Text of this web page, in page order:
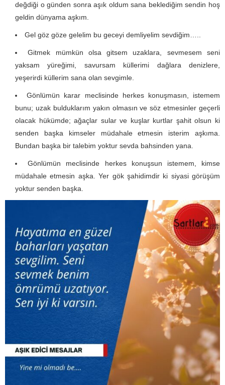
değdiği o günden sonra aşık oldum sana beklediğim sendin hoş
geldin dünyama aşkım.
Gel göz göze gelelim bu geceyi demliyelim sevdiğim…..
Gitmek mümkün olsa gitsem uzaklara, sevmesem seni
yaksam yüreğimi, savursam küllerimi dağlara denizlere,
yeşerirdi küllerim sana olan sevgimle.
Gönlümün karar meclisinde herkes konuşmasın, istemem
bunu; uzak bulduklarım yakın olmasın ve söz etmesinler geçerli
olacak hükümde; ağaçlar sular ve kuşlar kurtlar şahit olsun ki
senden başka kimseler müdahale etmesin isterim aşkıma.
Bundan başka bir talebim yoktur sevda bahsinden yana.
Gönlümün meclisinde herkes konuşsun istemem, kimse
müdahale etmesin aşka. Yer gök şahidimdir ki siyasi görüşüm
yoktur senden başka.